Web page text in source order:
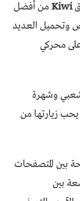
Kiwiمن أفضل
وتحميل العديد
على محركي
شعبي وشهرة
يحب زيارتها من
بين المتصفحات
بين